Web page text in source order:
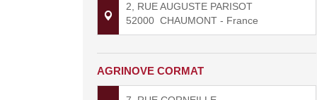
2, RUE AUGUSTE PARISOT
52000 CHAUMONT - France
AGRINOVE CORMAT